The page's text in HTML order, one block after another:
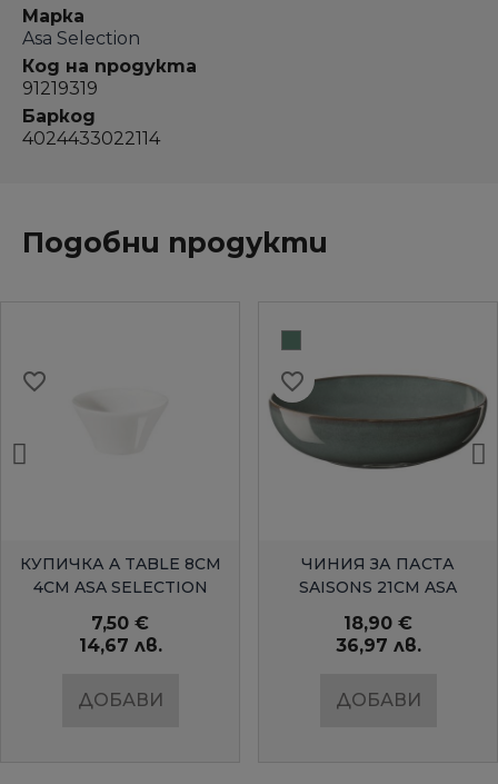
Марка
Asa Selection
Код на продукта
91219319
Баркод
4024433022114
Подобни продукти
БЪРЗ ПРЕГЛЕД
КУПИЧКА A TABLE 8СМ
4СМ ASA SELECTION
7,50 €
14,67 лв.
ДОБАВИ
favorite_border
БЪРЗ ПРЕГЛЕД
ЧИНИЯ ЗА ПАСТА
SAISONS 21СМ ASA
18,90 €
36,97 лв.
ДОБАВИ
favorite_border